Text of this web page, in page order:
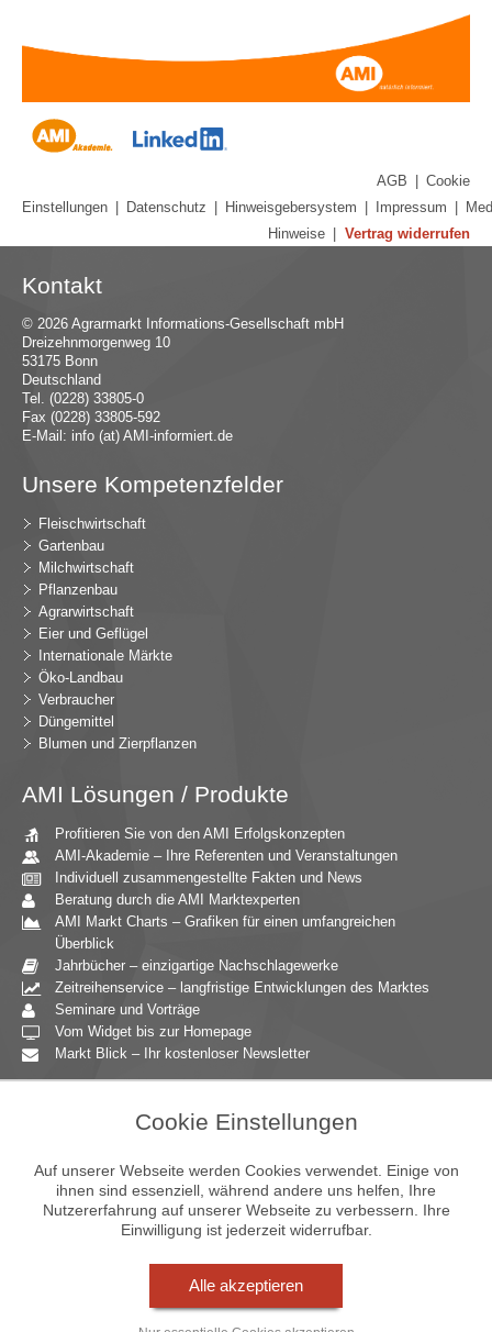
AGB
Cookie
Einstellungen
Datenschutz Hinweisgebersystem Impressum
Hinweise
Vertrag widerrufen
Kontakt
© 2026 Agrarmarkt Informations-Gesellschaft mbH
Dreizehnmorgenweg 10
53175 Bonn
Deutschland
Tel. (0228) 33805-0
Fax (0228) 33805-592
E-Mail: info (at) AMI-informiert.de
Unsere Kompetenzfelder
Fleischwirtschaft
Gartenbau
Milchwirtschaft
Pflanzenbau
Agrarwirtschaft
Eier und Geflügel
Internationale Märkte
Öko-Landbau
Verbraucher
Düngemittel
Blumen und Zierpflanzen
AMI Lösungen / Produkte
Profitieren Sie von den AMI Erfolgskonzepten
AMI-Akademie – Ihre Referenten und Veranstaltungen
Individuell zusammengestellte Fakten und News
Beratung durch die AMI Marktexperten
AMI Markt Charts – Grafiken für einen umfangreichen
Überblick
Jahrbücher – einzigartige Nachschlagewerke
Zeitreihenservice – langfristige Entwicklungen des Marktes
Seminare und Vorträge
Vom Widget bis zur Homepage
Markt Blick – Ihr kostenloser Newsletter
Unternehmensberatung
Ernährungsgewerbe
Einzelhandel
Bildung & Wissenschaft
Cookie Einstellungen
Auf unserer Webseite werden Cookies verwendet. Einige von
ihnen sind essenziell, während andere uns helfen, Ihre
Nutzererfahrung auf unserer Webseite zu verbessern. Ihre
Einwilligung ist jederzeit widerrufbar.
Alle akzeptieren